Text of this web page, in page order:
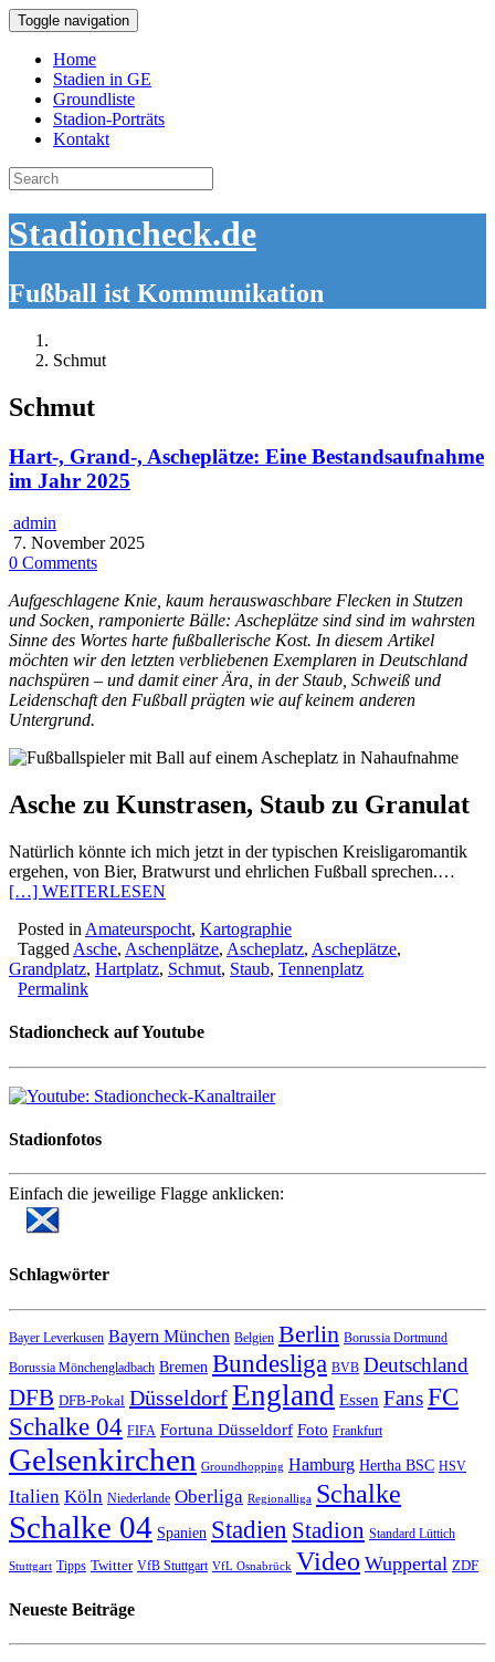
Toggle navigation
Home
Stadien in GE
Groundliste
Stadion-Porträts
Kontakt
Search
for:
Stadioncheck.de
Fußball ist Kommunikation
Schmut
Schmut
Hart-, Grand-, Ascheplätze: Eine Bestandsaufnahme
im Jahr 2025
admin
7. November 2025
0 Comments
Aufgeschlagene Knie, kaum herauswaschbare Flecken in Stutzen
und Socken, ramponierte Bälle: Ascheplätze sind sind im wahrsten
Sinne des Wortes harte fußballerische Kost. In diesem Artikel
möchten wir den letzten verbliebenen Exemplaren in Deutschland
nachspüren – und damit einer Ära, in der Staub, Schweiß und
Leidenschaft den Fußball prägten wie auf keinem anderen
Untergrund.
Asche zu Kunstrasen, Staub zu Granulat
Natürlich könnte ich mich jetzt in der typischen Kreisligaromantik
ergehen, von Bier, Bratwurst und ehrlichen Fußball sprechen.…
[…] WEITERLESEN
Posted in Amateurspocht, Kartographie
Tagged Asche, Aschenplätze, Ascheplatz, Ascheplätze,
Grandplatz, Hartplatz, Schmut, Staub, Tennenplatz
Permalink
Stadioncheck auf Youtube
Stadionfotos
Einfach die jeweilige Flagge anklicken:
Schlagwörter
Bayer Leverkusen Bayern München Belgien Berlin Borussia Dortmund
Borussia Mönchengladbach Bremen Bundesliga BVB Deutschland
DFB DFB-Pokal DüsseldorfEngland Essen FansFC
Schalke 04 FIFA Fortuna Düsseldorf Foto Frankfurt
Gelsenkirchen Groundhopping Hamburg Hertha BSC HSV
Italien Köln Niederlande Oberliga Regionalliga Schalke
Schalke 04 Spanien Stadien Stadion Standard Lüttich
Stuttgart Tipps Twitter VfB Stuttgart VfL Osnabrück Video Wuppertal ZDF
Neueste Beiträge